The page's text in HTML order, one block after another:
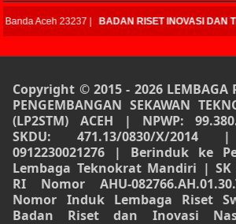
RISET INOVASI DAN TEKNOLOGI (R&D CENTER):
Copyright © 2015 - 2026 LEMBAGA
PENGEMBANGAN SEKAWAN
(LP2STM) ACEH | NPWP:
SKDU: 471.13/0830/X/
0912230021276 | Berinduk ke
Lembaga Teknokrat Mandiri |
RI Nomor AHU-
Nomor Induk Lembaga Riset
Badan Riset dan Inovasi